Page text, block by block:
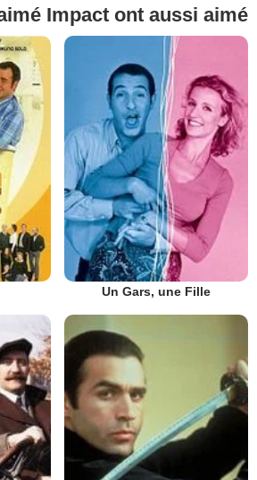
Impact ont aussi aimé
Un Gars, une Fille